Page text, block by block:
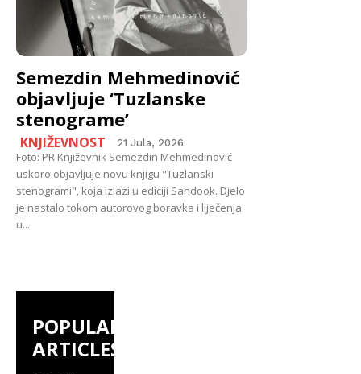
Semezdin Mehmedinović
objavljuje ‘Tuzlanske
stenograme’
KNJIŽEVNOST 21 Jula, 2026
Foto: PR Književnik Semezdin Mehmedinović
uskoro objavljuje novu knjigu "Tuzlanski
stenogrami", koja izlazi u ediciji Sandook. Djelo
je nastalo tokom autorovog boravka i liječenja
u...
POPULAR
ARTICLES